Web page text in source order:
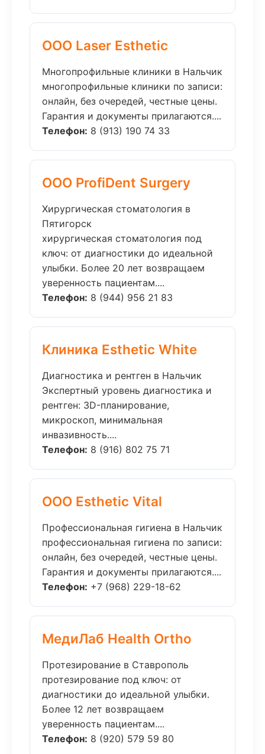
ООО Laser Esthetic
Многопрофильные клиники в Нальчик
многопрофильные клиники по записи:
онлайн, без очередей, честные цены.
Гарантия и документы прилагаются....
Телефон: 8 (913) 190 74 33
ООО ProfiDent Surgery
Хирургическая стоматология в
Пятигорск
хирургическая стоматология под
ключ: от диагностики до идеальной
улыбки. Более 20 лет возвращаем
уверенность пациентам....
Телефон: 8 (944) 956 21 83
Клиника Esthetic White
Диагностика и рентген в Нальчик
Экспертный уровень диагностика и
рентген: 3D-планирование,
микроскоп, минимальная
инвазивность....
Телефон: 8 (916) 802 75 71
ООО Esthetic Vital
Профессиональная гигиена в Нальчик
профессиональная гигиена по записи:
онлайн, без очередей, честные цены.
Гарантия и документы прилагаются....
Телефон: +7 (968) 229-18-62
МедиЛаб Health Ortho
Протезирование в Ставрополь
протезирование под ключ: от
диагностики до идеальной улыбки.
Более 12 лет возвращаем
уверенность пациентам....
Телефон: 8 (920) 579 59 80